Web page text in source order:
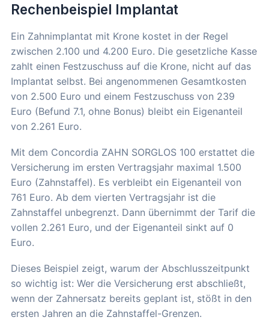
Rechenbeispiel Implantat
Ein Zahnimplantat mit Krone kostet in der Regel
zwischen 2.100 und 4.200 Euro. Die gesetzliche Kasse
zahlt einen Festzuschuss auf die Krone, nicht auf das
Implantat selbst. Bei angenommenen Gesamtkosten
von 2.500 Euro und einem Festzuschuss von 239
Euro (Befund 7.1, ohne Bonus) bleibt ein Eigenanteil
von 2.261 Euro.
Mit dem Concordia ZAHN SORGLOS 100 erstattet die
Versicherung im ersten Vertragsjahr maximal 1.500
Euro (Zahnstaffel). Es verbleibt ein Eigenanteil von
761 Euro. Ab dem vierten Vertragsjahr ist die
Zahnstaffel unbegrenzt. Dann übernimmt der Tarif die
vollen 2.261 Euro, und der Eigenanteil sinkt auf 0
Euro.
Dieses Beispiel zeigt, warum der Abschlusszeitpunkt
so wichtig ist: Wer die Versicherung erst abschließt,
wenn der Zahnersatz bereits geplant ist, stößt in den
ersten Jahren an die Zahnstaffel-Grenzen.